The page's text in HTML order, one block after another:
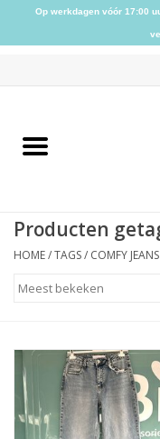
Home
Schoenen
Sieraden
Accessoires
Producten
HOME/TAGS/ COMFY JEANS
Op werkdagen vóór 17:00